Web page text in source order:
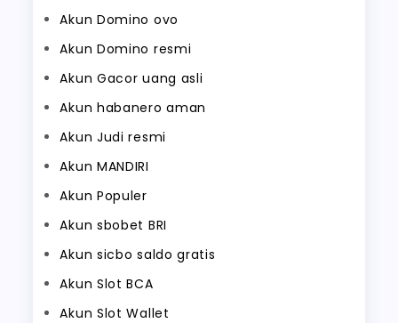
Akun Domino ovo
Akun Domino resmi
Akun Gacor uang asli
Akun habanero aman
Akun Judi resmi
Akun MANDIRI
Akun Populer
Akun sbobet BRI
Akun sicbo saldo gratis
Akun Slot BCA
Akun Slot Wallet